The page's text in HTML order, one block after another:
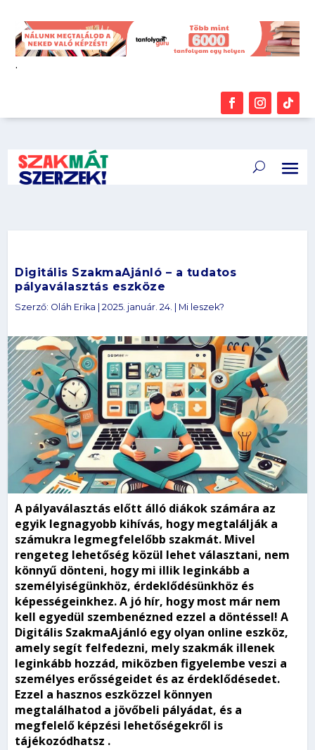
.
Digitális SzakmaAjánló – a tudatos
pályaválasztás eszköze
Szerző: Oláh Erika |2025. január. 24. Mi leszek?
A pályaválasztás előtt álló diákok számára az
egyik legnagyobb kihívás, hogy megtalálják a
számukra legmegfelelőbb szakmát. Mivel
rengeteg lehetőség közül lehet választani, nem
könnyű dönteni, hogy mi illik leginkább a
személyiségünkhöz, érdeklődésünkhöz és
képességeinkhez. A jó hír, hogy most már nem
kell egyedül szembenézned ezzel a döntéssel! A
Digitális SzakmaAjánló egy olyan online eszköz,
amely segít felfedezni, mely szakmák illenek
leginkább hozzád, miközben figyelembe veszi a
személyes erősségeidet és az érdeklődésedet.
Ezzel a hasznos eszközzel könnyen
megtalálhatod a jövőbeli pályádat, és a
megfelelő képzési lehetőségekről is
tájékozódhatsz .